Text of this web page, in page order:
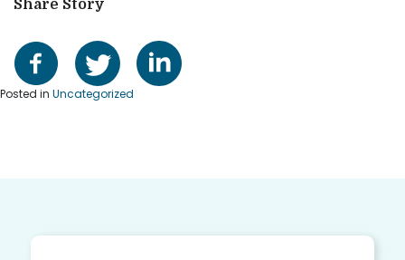
Share Story
Posted in Uncategorized